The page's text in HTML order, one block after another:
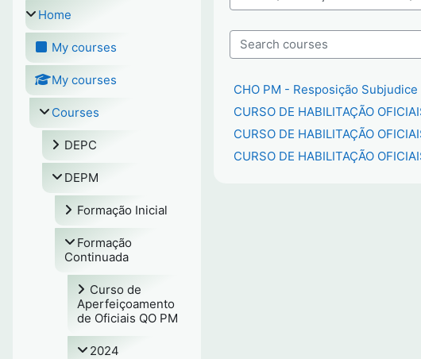
Search courses
CHO PM - Resposição Subjudice
CURSO DE HABILITAÇÃO
CURSO DE HABILITAÇÃO
CURSO DE HABILITAÇÃO
Home
My courses
My courses
Courses
DEPC
DEPM
Formação Inicial
Formação
Continuada
Curso de
Aperfeiçoamento
de Oficiais QO PM
2024